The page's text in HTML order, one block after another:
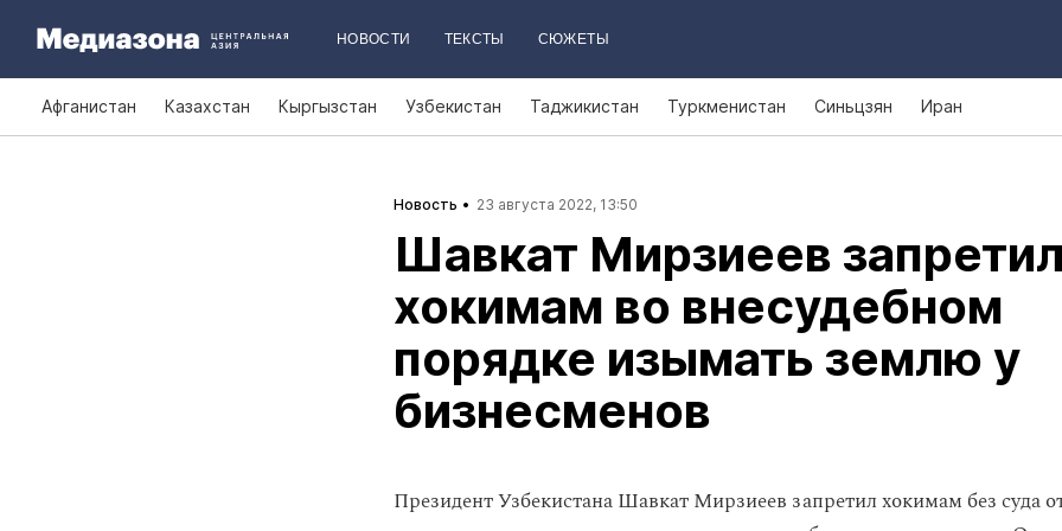
НОВОСТИ ТЕКСТЫ СЮЖЕТЫ
Афганистан Казахстан Кыргызстан Узбекистан Таджикистан Туркменистан Синьцзян Иран
Новость 23 августа 2022, 13:50
Шавкат Мирзиеев запретил
хокимам во внесудебном
порядке изымать землю у
бизнесменов
Президент Узбекистана Шавкат Мирзиеев запретил хокимам без суда